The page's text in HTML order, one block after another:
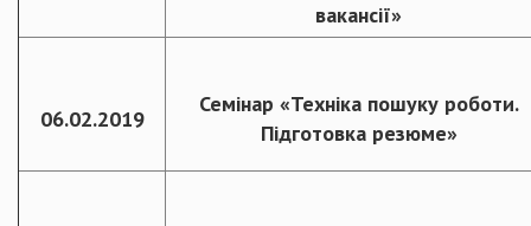
вакансії»
06.02.2019
Семінар «Техніка пошуку роботи.
Підготовка резюме»